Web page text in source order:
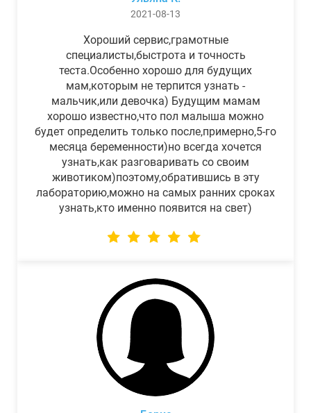
2021-08-13
Хороший сервис,грамотные
специалисты,быстрота и точность
теста.Особенно хорошо для будущих
мам,которым не терпится узнать -
мальчик,или девочка) Будущим мамам
хорошо известно,что пол малыша можно
будет определить только после,примерно,5-го
месяца беременности)но всегда хочется
узнать,как разговаривать со своим
животиком)поэтому,обратившись в эту
лабораторию,можно на самых ранних сроках
узнать,кто именно появится на свет)